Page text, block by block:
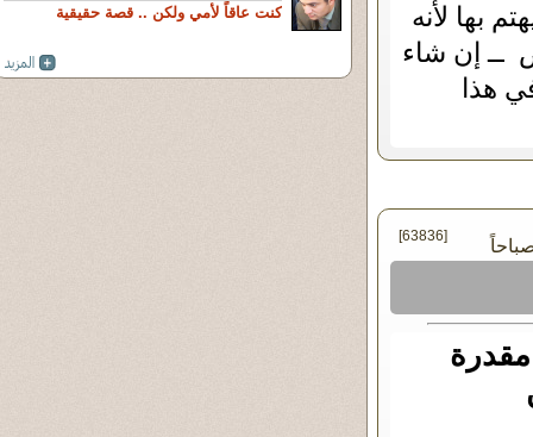
بها لأنه
ــ إن شاء
هذا
[63836]
كنت عاقاً لأمي ولكن .. قصة حقيقية